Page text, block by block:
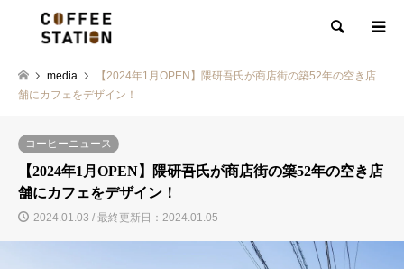
検索
media
【2024年1月OPEN】隈研吾氏が商店街の築52年の空き店
舗にカフェをデザイン！
コーヒーニュース
【2024年1月OPEN】隈研吾氏が商店街の築52年の空き店
舗にカフェをデザイン！
2024.01.03 / 最終更新日：2024.01.05